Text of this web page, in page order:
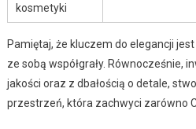
kosmetyki
Pamiętaj, że kluczem do elegancji jest
ze sobą współgrały. Równocześnie,
jakości oraz z dbałością o detale,
przestrzeń, która zachwyci zarówno